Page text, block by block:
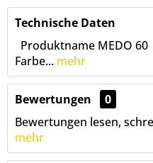
Technische Daten
Produktname MEDO 60
Farbe... mehr
Bewertungen
0
Bewertungen lesen,
mehr